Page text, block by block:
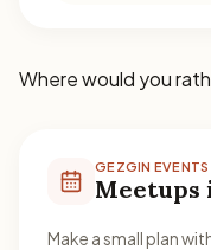
Where would you
GEZGIN EVENTS
Meetups
Make a small plan